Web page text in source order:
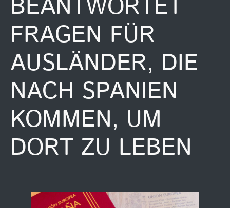
BEANTWORTET
FRAGEN FÜR
AUSLÄNDER, DIE
NACH SPANIEN
KOMMEN, UM
DORT ZU LEBEN